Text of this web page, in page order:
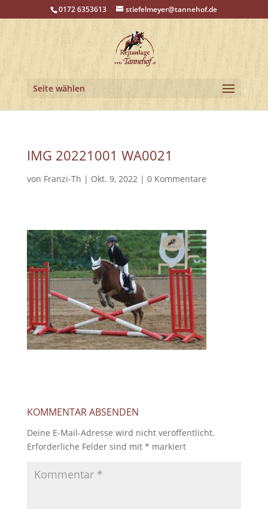
0172 6353613 stiefelmeyer@tannehof.de
Seite wählen
IMG 20221001 WA0021
von Franzi-Th | Okt. 9, 2022| 0 Kommentare
KOMMENTAR ABSENDEN
Deine E-Mail-Adresse wird nicht veröffentlicht.
Erforderliche Felder sind mit * markiert